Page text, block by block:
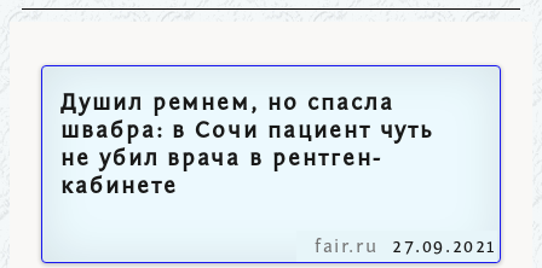
Душил ремнем, но спасла
швабра: в Сочи пациент чуть
не убил врача в рентген-
кабинете
fair.ru 27.09.2021